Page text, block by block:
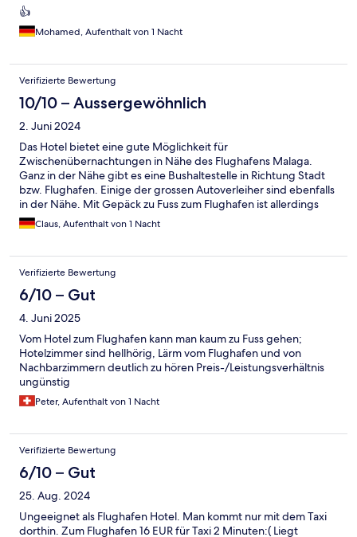
👍
Mohamed, Aufenthalt von 1 Nacht
Verifizierte Bewertung
10/10 – Aussergewöhnlich
2. Juni 2024
Das Hotel bietet eine gute Möglichkeit für
Zwischenübernachtungen in Nähe des Flughafens Malaga.
Ganz in der Nähe gibt es eine Bushaltestelle in Richtung Stadt
bzw. Flughafen. Einige der grossen Autoverleiher sind ebenfalls
in der Nähe. Mit Gepäck zu Fuss zum Flughafen ist allerdings
keine gute Idee, das ist doch recht weit. Ferner bringt natürlich
die Nähe zum Flughafen bzw. zur Autobahn permanenten Lärm
Claus, Aufenthalt von 1 Nacht
Verifizierte Bewertung
6/10 – Gut
4. Juni 2025
Vom Hotel zum Flughafen kann man kaum zu Fuss gehen;
Hotelzimmer sind hellhörig, Lärm vom Flughafen und von
Nachbarzimmern deutlich zu hören Preis-/Leistungsverhältnis
ungünstig
Peter, Aufenthalt von 1 Nacht
Verifizierte Bewertung
6/10 – Gut
25. Aug. 2024
Ungeeignet als Flughafen Hotel. Man kommt nur mit dem Taxi
dorthin. Zum Flughafen 16 EUR für Taxi 2 Minuten:( Liegt